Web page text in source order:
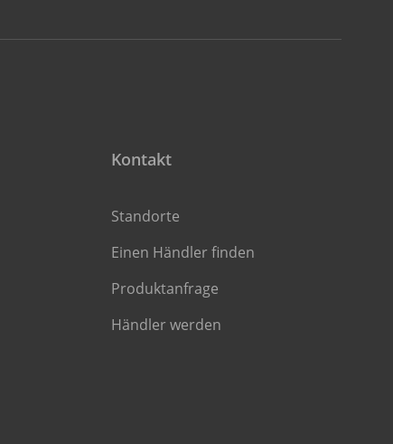
Kontakt
Standorte
Einen Händler finden
Produktanfrage
Händler werden